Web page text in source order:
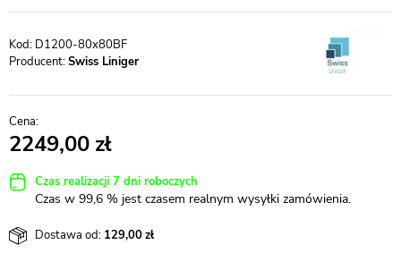
D1200-80x80BF
Producent:Swiss Liniger
2249,00
Czas realizacji 7 dni roboczych
Czas w 99,6 % jest czasem realnym wysyłki zamówienia.
Dostawa od: 129,00